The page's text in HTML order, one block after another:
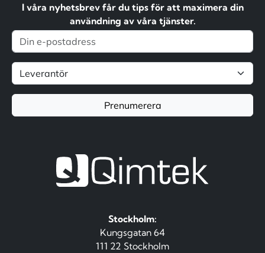
I våra nyhetsbrev får du tips för att maximera din
användning av våra tjänster.
Prenumerera
Stockholm:
Kungsgatan 64
111 22 Stockholm